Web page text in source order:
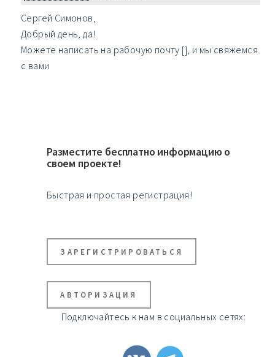
Сергей Симонов,
Добрый день, да!
Можете написать на рабочую почту [], и мы свяжемся
с вами
Разместите бесплатно информацию о
своем проекте!
Быстрая и простая регистрация!
ЗАРЕГИСТРИРОВАТЬСЯ
АВТОРИЗАЦИЯ
Подключайтесь к нам в социальных сетях: